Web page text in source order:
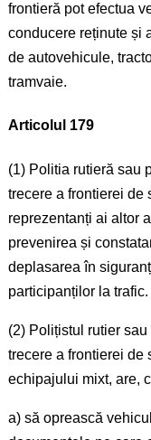
frontieră pot efectua
conducere reținute și
de autovehicule,
tramvaie.
Articolul 179
(1) Politia rutieră sau
trecere a frontierei de
reprezentanți ai altor
prevenirea și
deplasarea în
participanților la trafic.
(2) Polițistul rutier
trecere a frontierei de
echipajului mixt, are,
a) să oprească